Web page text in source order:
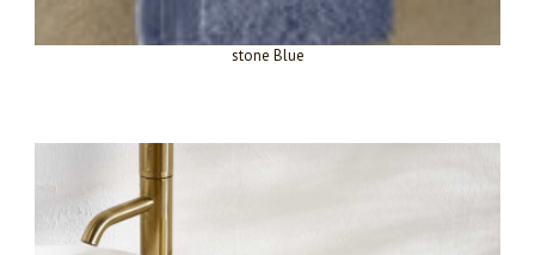
stone Blue